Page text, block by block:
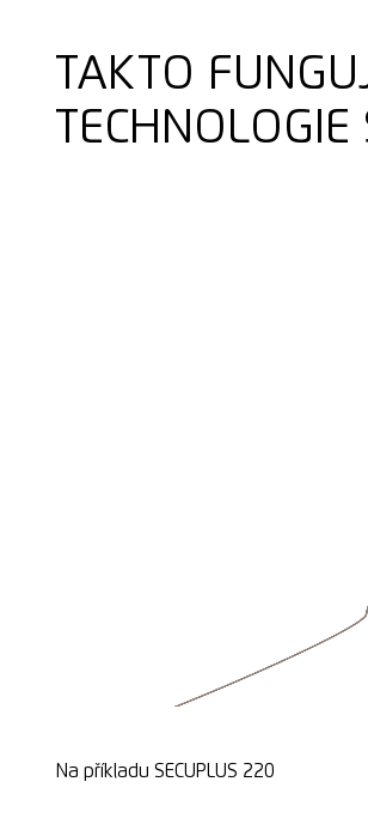
TAKTO
TECHNOLOGIE
Na příkladu SECUPLUS 220